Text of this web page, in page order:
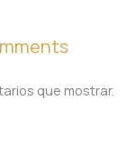
que mostrar.